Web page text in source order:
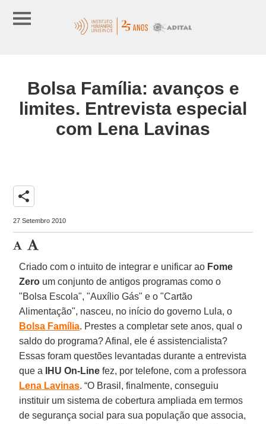
Bolsa Família: avanços e
limites. Entrevista especial
com Lena Lavinas
share
27 Setembro 2010
Criado com o intuito de integrar e unificar ao Fome
Zero um conjunto de antigos programas como o
"Bolsa Escola", "Auxílio Gás" e o "Cartão
Alimentação", nasceu, no início do governo Lula, o
Bolsa Família. Prestes a completar sete anos, qual o
saldo do programa? Afinal, ele é assistencialista?
Essas foram questões levantadas durante a entrevista
que a
IHU On-Line fez, por telefone, com a professora
Lena Lavinas. “O Brasil, finalmente, conseguiu
instituir um sistema de cobertura ampliada em termos
de segurança social para sua população que associa,